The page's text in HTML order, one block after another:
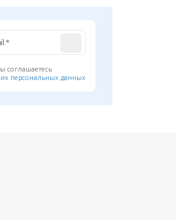
соглашаетесь
персональных данных